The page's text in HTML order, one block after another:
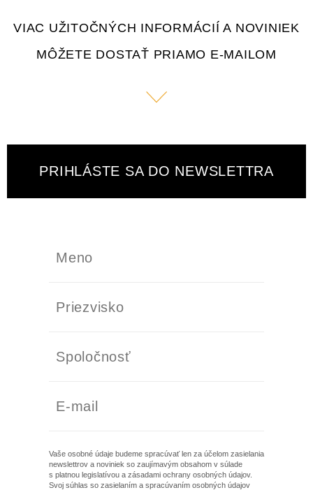
VIAC UŽITOČNÝCH INFORMÁCIÍ A NOVINIEK
MÔŽETE DOSTAŤ PRIAMO E-MAILOM
PRIHLÁSTE SA DO NEWSLETTRA
Vaše osobné údaje budeme spracúvať len za účelom zasielania
newslettrov a noviniek so zaujímavým obsahom v súlade
s platnou legislatívou a zásadami ochrany osobných údajov.
Svoj súhlas so zasielaním a spracúvaním osobných údajov